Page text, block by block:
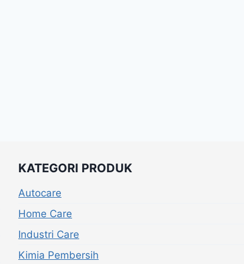
KATEGORI PRODUK
Autocare
Home Care
Industri Care
Kimia Pembersih